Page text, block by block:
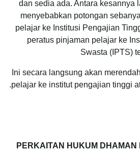
dan sedia ada. Antara kesannya
menyebabkan potongan
pelajar ke Institusi Pengajian
peratus pinjaman pelajar ke
Swasta (IPTS)
Ini secara langsung akan
pelajar ke institut pengajian tinggi
PERKAITAN HUKUM DHAMAN